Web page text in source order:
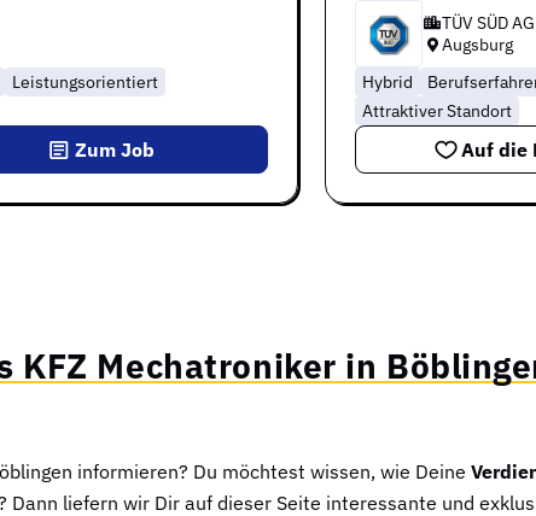
Leistungsorientiert
Zum Job
TÜV SÜD AG
Augsburg
Hybrid
Attraktiver Standort
Auf die
KFZ Mechatroniker in
informieren? Du möchtest wissen, wie Deine
Dann liefern wir Dir auf dieser Seite interessante und